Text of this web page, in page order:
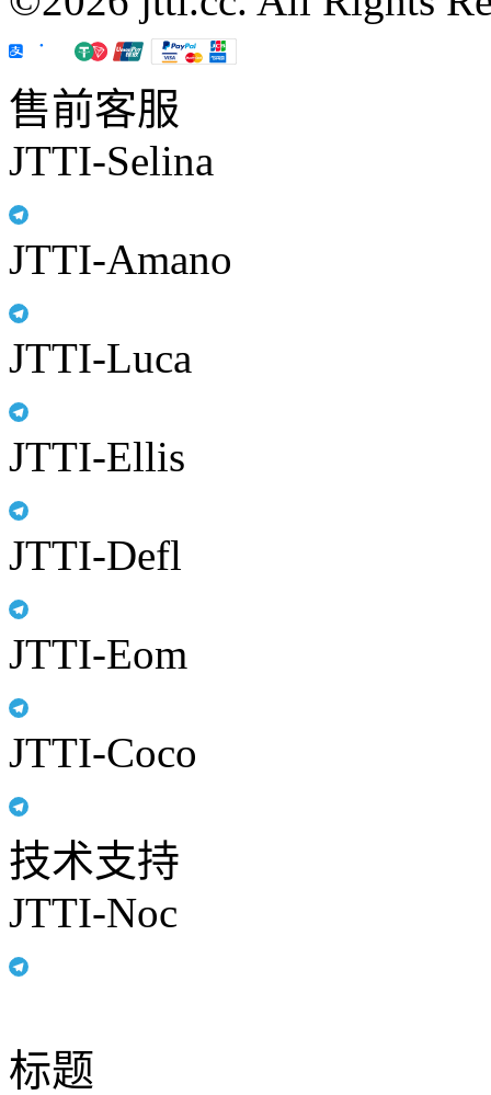
售前客服
JTTI-Selina
JTTI-Amano
JTTI-Luca
JTTI-Ellis
JTTI-Defl
JTTI-Eom
JTTI-Coco
技术支持
JTTI-Noc
标题